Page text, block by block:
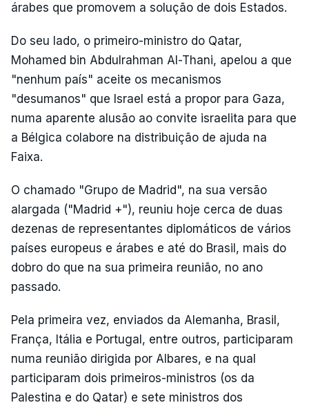
árabes que promovem a solução de dois Estados.
Do seu lado, o primeiro-ministro do Qatar,
Mohamed bin Abdulrahman Al-Thani, apelou a que
"nenhum país" aceite os mecanismos
"desumanos" que Israel está a propor para Gaza,
numa aparente alusão ao convite israelita para que
a Bélgica colabore na distribuição de ajuda na
Faixa.
O chamado "Grupo de Madrid", na sua versão
alargada ("Madrid +"), reuniu hoje cerca de duas
dezenas de representantes diplomáticos de vários
países europeus e árabes e até do Brasil, mais do
dobro do que na sua primeira reunião, no ano
passado.
Pela primeira vez, enviados da Alemanha, Brasil,
França, Itália e Portugal, entre outros, participaram
numa reunião dirigida por Albares, e na qual
participaram dois primeiros-ministros (os da
Palestina e do Qatar) e sete ministros dos